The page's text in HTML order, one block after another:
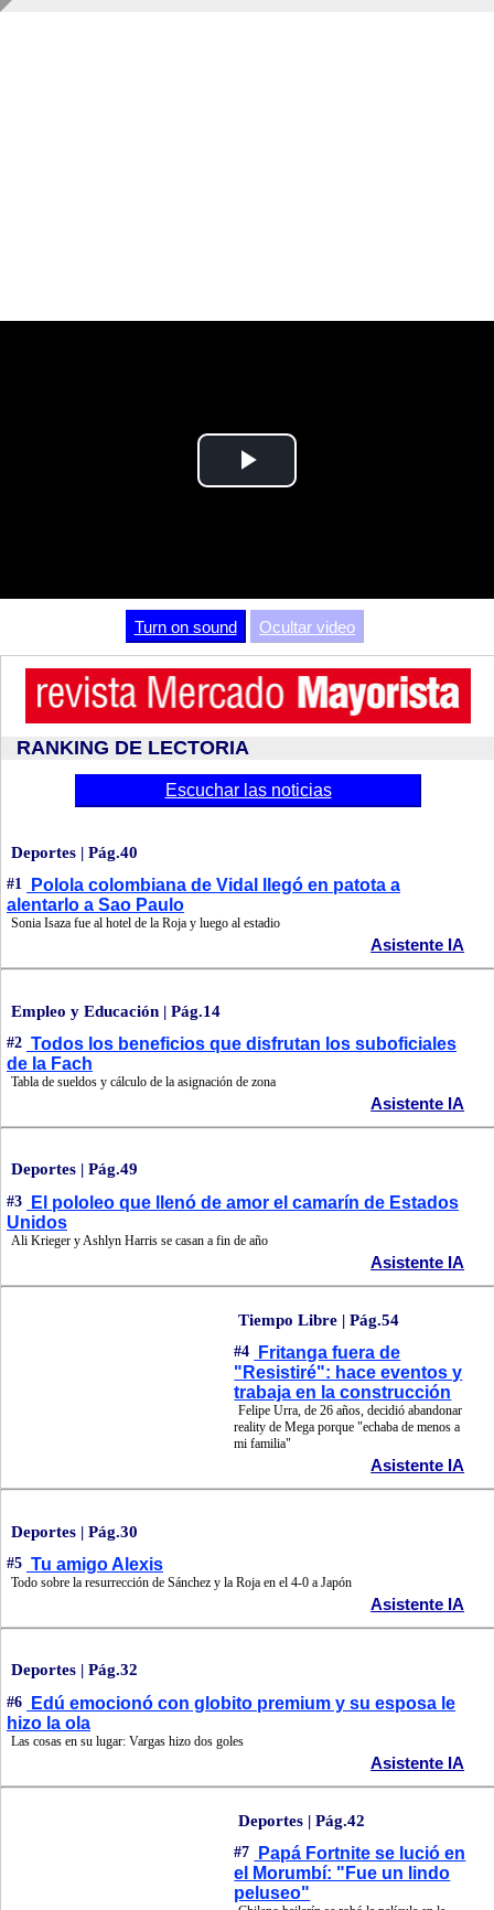
Play
Turn on sound Ocultar video
RANKING DE LECTORIA
Escuchar las noticias
Deportes | Pág.40
#1
Polola colombiana de Vidal llegó en patota a
alentarlo a Sao Paulo
Sonia Isaza fue al hotel de la Roja y luego al estadio
Asistente IA
Empleo y Educación | Pág.14
#2 Todos los beneficios que disfrutan los suboficiales
de la Fach
Tabla de sueldos y cálculo de la asignación de zona
Asistente IA
Deportes | Pág.49
#3
El pololeo que llenó de amor el camarín de Estados
Unidos
Ali Krieger y Ashlyn Harris se casan a fin de año
Asistente IA
Tiempo Libre | Pág.54
#4
Fritanga fuera de
"Resistiré": hace eventos y
trabaja en la construcción
Felipe Urra, de 26 años, decidió abandonar
reality de Mega porque "echaba de menos a
mi familia"
Asistente IA
Deportes | Pág.30
#5 Tu amigo Alexis
Todo sobre la resurrección de Sánchez y la Roja en el 4-0 a Japón
Asistente IA
Deportes | Pág.32
#6
Edú emocionó con globito premium y su esposa le
hizo la ola
Las cosas en su lugar: Vargas hizo dos goles
Asistente IA
Deportes | Pág.42
#7
Papá Fortnite se lució en
el Morumbí: "Fue un lindo
peluseo"